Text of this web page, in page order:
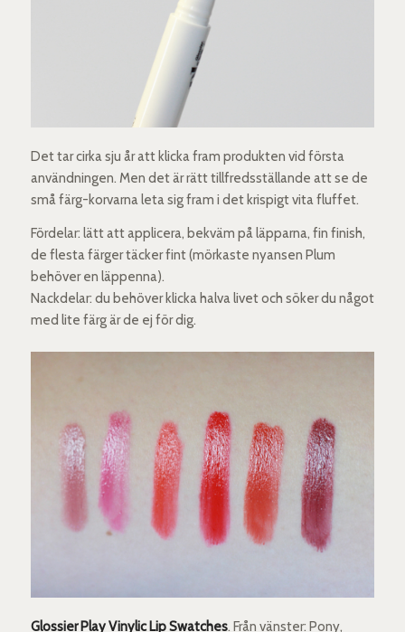
Det tar cirka sju år att klicka fram produkten vid första
användningen. Men det är rätt tillfredsställande att se de
små färg-korvarna leta sig fram i det krispigt vita fluffet.
Fördelar: lätt att applicera, bekväm på läpparna, fin finish,
de flesta färger täcker fint (mörkaste nyansen Plum
behöver en läppenna).
Nackdelar: du behöver klicka halva livet och söker du något
med lite färg är de ej för dig.
Glossier Play Vinylic Lip Swatches. Från vänster: Pony,